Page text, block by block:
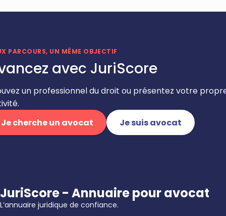
PARCOURS, UN MÊME OBJECTIF
avec JuriScore
un professionnel du droit ou présentez votre
Je cherche un avocat
Je suis avocat
JuriScore - Annuaire pour avocat
L’annuaire juridique de confiance.